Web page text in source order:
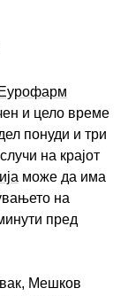
Еурофарм
и цело време
понуди и три
на крајот
може да има
на
пред
Мешков